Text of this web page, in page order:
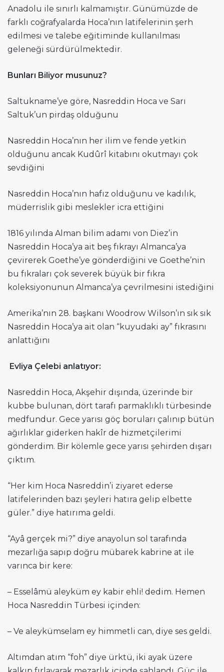
Anadolu ile sınırlı kalmamıştır. Günümüzde de
farklı coğrafyalarda Hoca’nın latifelerinin şerh
edilmesi ve talebe eğitiminde kullanılması
geleneği sürdürülmektedir.
Bunları Biliyor musunuz?
Saltukname’ye göre, Nasreddin Hoca ve Sarı
Saltuk’un pirdaş olduğunu
Nasreddin Hoca’nın her ilim ve fende yetkin
olduğunu ancak Kudûrî kitabını okutmayı çok
sevdiğini
Nasreddin Hoca’nın hafız olduğunu ve kadılık,
müderrislik gibi meslekler icra ettiğini
1816 yılında Alman bilim adamı von Diez’in
Nasreddin Hoca’ya ait beş fıkrayı Almanca’ya
çevirerek Goethe’ye gönderdiğini ve Goethe’nin
bu fıkraları çok severek büyük bir fıkra
koleksiyonunun Almanca’ya çevrilmesini istediğini
Amerika’nın 28. başkanı Woodrow Wilson’ın sık sık
Nasreddin Hoca’ya ait olan “kuyudaki ay” fıkrasını
anlattığını
Evliya Çelebi anlatıyor:
Nasreddin Hoca, Akşehir dışında, üzerinde bir
kubbe bulunan, dört tarafı parmaklıklı türbesinde
medfundur. Gece yarısı göç boruları çalınıp bütün
ağırlıklar giderken hakîr de hizmetçilerimi
gönderdim. Bir kölemle gece yarısı şehirden dışarı
çıktım.
“Her kim Hoca Nasreddin’i ziyaret ederse
latifelerinden bazı şeyleri hatıra gelip elbette
güler.” diye hatırıma geldi.
“Ayâ gerçek mi?” diye anayolun sol tarafında
mezarlığa sapıp doğru mübarek kabrine at ile
varınca bir kere:
– Esselâmü aleyküm ey kabir ehli! dedim. Hemen
Hoca Nasreddin Türbesi içinden:
– Ve aleykümselam ey himmetli can, diye ses geldi.
Altımdan atım “foh” diye ürktü, iki ayak üzere